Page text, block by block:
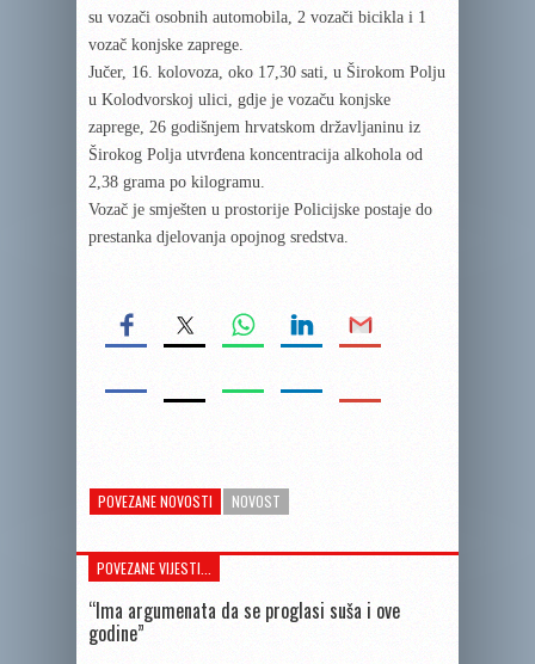
su vozači osobnih automobila, 2 vozači bicikla i 1
vozač konjske zaprege.
Jučer, 16. kolovoza, oko 17,30 sati, u Širokom Polju
u Kolodvorskoj ulici, gdje je vozaču konjske
zaprege, 26 godišnjem hrvatskom državljaninu iz
Širokog Polja utvrđena koncentracija alkohola od
2,38 grama po kilogramu.
Vozač je smješten u prostorije Policijske postaje do
prestanka djelovanja opojnog sredstva.
POVEZANE NOVOSTI NOVOST
POVEZANE VIJESTI...
“Ima argumenata da se proglasi suša i ove
godine”